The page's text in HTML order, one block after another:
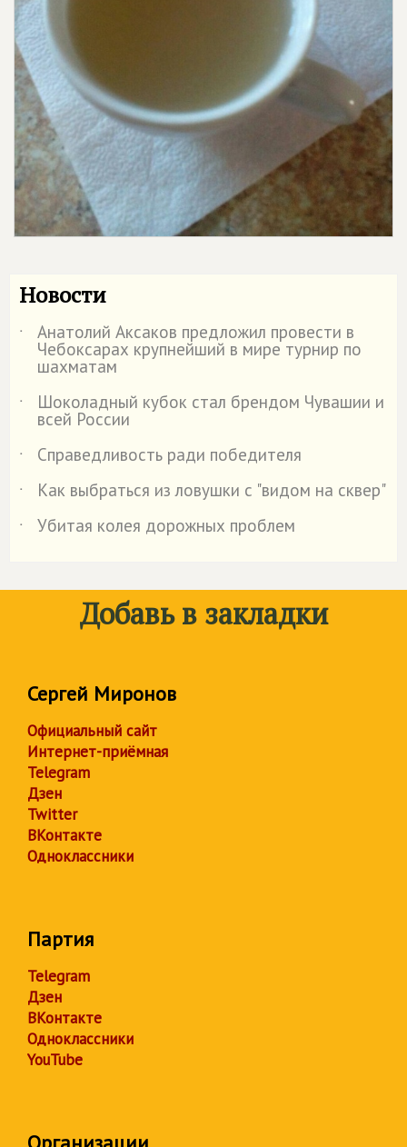
Новости
˙ Анатолий Аксаков предложил провести в
Чебоксарах крупнейший в мире турнир по
шахматам
˙
Шоколадный кубок стал брендом Чувашии и
всей России
˙
Справедливость ради победителя
˙
Как выбраться из ловушки с "видом на сквер"
˙
Убитая колея дорожных проблем
Добавь в закладки
Сергей Миронов
Официальный сайт
Интернет-приёмная
Telegram
Дзен
Twitter
ВКонтакте
Одноклассники
Партия
Telegram
Дзен
ВКонтакте
Одноклассники
YouTube